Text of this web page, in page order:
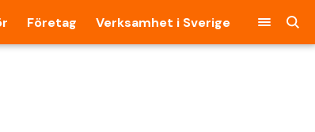
Företag Verksamhet i Sverige